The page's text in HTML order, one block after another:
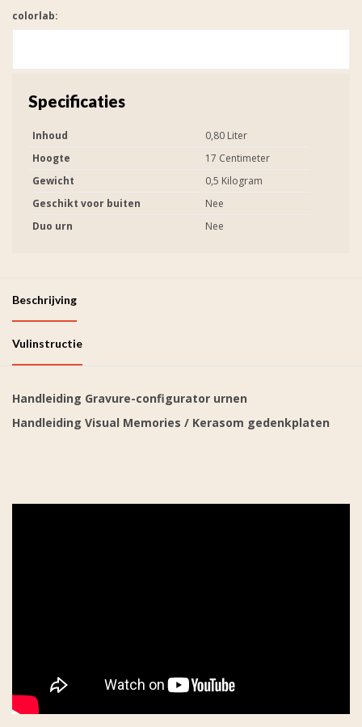
colorlab:
Specificaties
Inhoud
0,80 Liter
Hoogte
17 Centimeter
Gewicht
0,5 Kilogram
Geschikt voor buiten
Nee
Duo urn
Nee
Beschrijving
Vulinstructie
Handleiding Gravure-configurator urnen
Handleiding Visual Memories / Kerasom gedenkplaten